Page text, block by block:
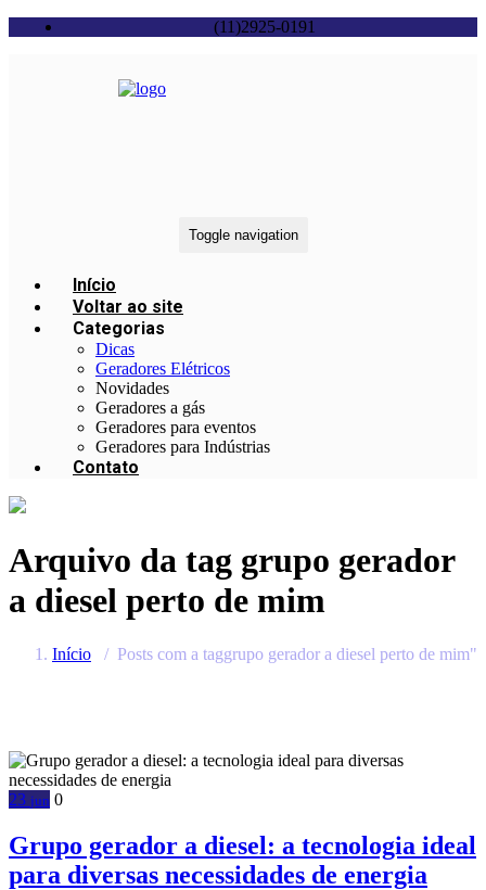
(11)2925-0191
Toggle navigation
Início
Voltar ao site
Categorias
Dicas
Geradores Elétricos
Novidades
Geradores a gás
Geradores para eventos
Geradores para Indústrias
Contato
Arquivo da tag grupo gerador
a diesel perto de mim
Início / Posts com a taggrupo gerador a diesel perto de mim"
23 jun 0
Grupo gerador a diesel: a tecnologia ideal
para diversas necessidades de energia